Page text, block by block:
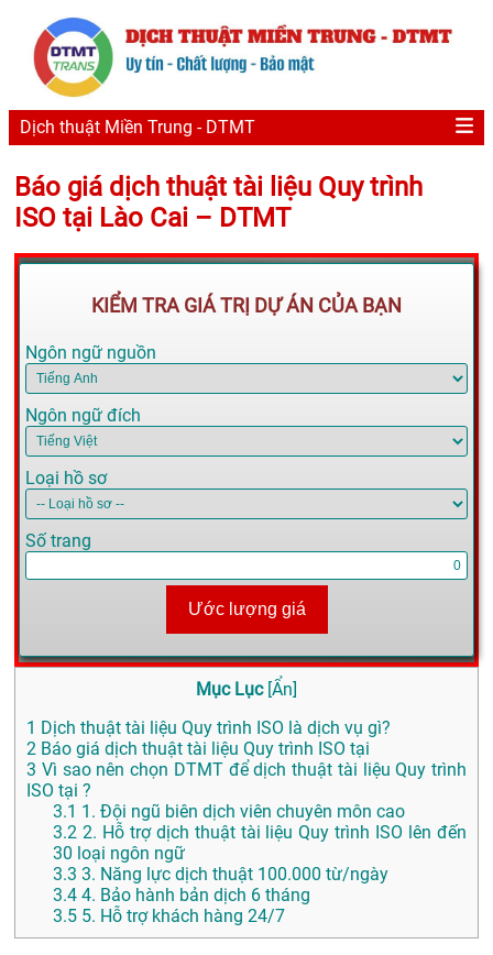
Dịch thuật Miền Trung - DTMT
Báo giá dịch thuật tài liệu Quy trình
ISO tại Lào Cai – DTMT
KIỂM TRA GIÁ TRỊ DỰ ÁN CỦA BẠN
Ngôn ngữ nguồn
Ngôn ngữ đích
Loại hồ sơ
Số trang
Ước lượng giá
Mục Lục [Ẩn]
1 Dịch thuật tài liệu Quy trình ISO là dịch vụ gì?
2 Báo giá dịch thuật tài liệu Quy trình ISO tại
3 Vì sao nên chọn DTMT để dịch thuật tài liệu Quy trình
ISO tại ?
3.1 1. Đội ngũ biên dịch viên chuyên môn cao
3.2 2. Hỗ trợ dịch thuật tài liệu Quy trình ISO lên đến
30 loại ngôn ngữ
3.3 3. Năng lực dịch thuật 100.000 từ/ngày
3.4 4. Bảo hành bản dịch 6 tháng
3.5 5. Hỗ trợ khách hàng 24/7